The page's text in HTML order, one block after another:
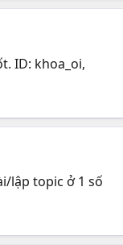
ID: khoa_oi,
lập topic ở 1 số